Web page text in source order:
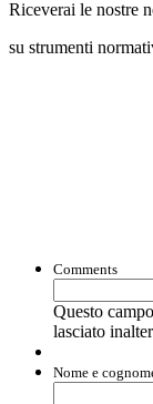
Riceverai le nostre
su strumenti
Comments
Questo
lasciato
Nome e